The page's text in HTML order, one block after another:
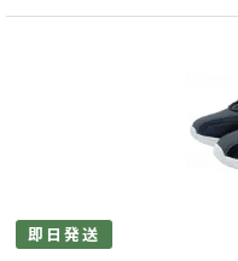
即日発送